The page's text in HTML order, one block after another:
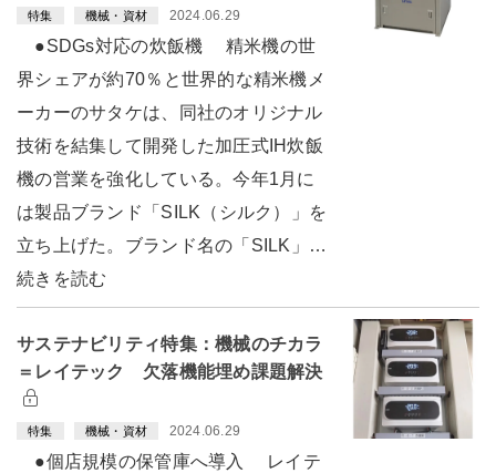
特集 機械・資材 2024.06.29
●SDGs対応の炊飯機 精米機の世
界シェアが約70％と世界的な精米機メ
ーカーのサタケは、同社のオリジナル
技術を結集して開発した加圧式IH炊飯
機の営業を強化している。今年1月に
は製品ブランド「SILK（シルク）」を
立ち上げた。ブランド名の「SILK」…
続きを読む
サステナビリティ特集：機械のチカラ
＝レイテック 欠落機能埋め課題解決
特集 機械・資材 2024.06.29
●個店規模の保管庫へ導入 レイテ